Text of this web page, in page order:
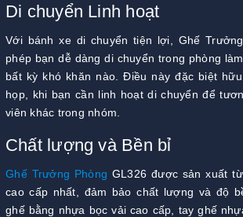
Di chuyển Linh hoạt
Với bánh xe di chuyển tiện lợi, Ghế
phép bạn dễ dàng di chuyển trong phòng
bất kỳ khó khăn nào. Điều này đặc biệt
họp, khi bạn cần linh hoạt di chuyển để
viên khác trong nhóm.
Chất lượng và Bền bỉ
Ghế Trưởng Phòng GL326 được sản xuất
cao cấp nhất, đảm bảo chất lượng và độ
ghế bằng nhựa bọc vải cao cấp, tay ghế